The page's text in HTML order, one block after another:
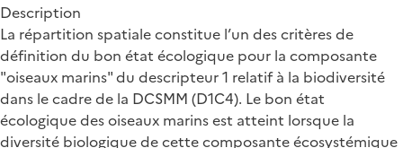
Description
La répartition spatiale constitue l’un des critères de
définition du bon état écologique pour la composante
"oiseaux marins" du descripteur 1 relatif à la biodiversité
dans le cadre de la DCSMM (D1C4). Le bon état
écologique des oiseaux marins est atteint lorsque la
diversité biologique de cette composante écosystémique